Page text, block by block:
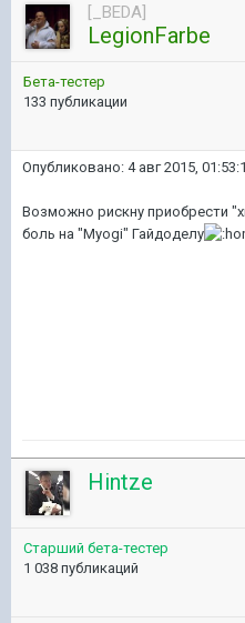
[_BEDA]
LegionFarbe
Бета-тестер
133 публикации
Опубликовано: 4 авг 2015,
Возможно рискну приобрести
боль на "Myogi" Гайдоделу
Hintze
Старший бета-тестер
1 038 публикаций